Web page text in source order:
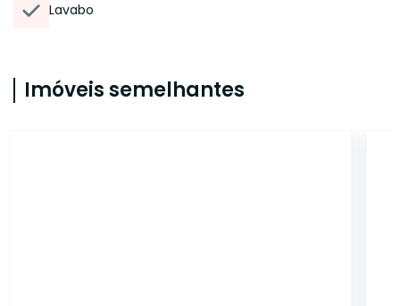
Lavabo
Imóveis semelhantes